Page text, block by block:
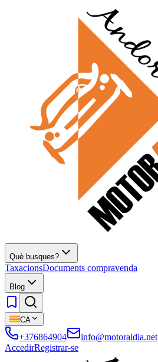
Què busques?
TaxacionsDocuments compravenda
Blog
CA
+376864904
info@motoraldia.net
AccedirRegistrar-se